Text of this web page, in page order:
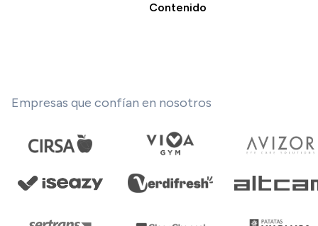
Contenido
Empresas que confían en nosotros